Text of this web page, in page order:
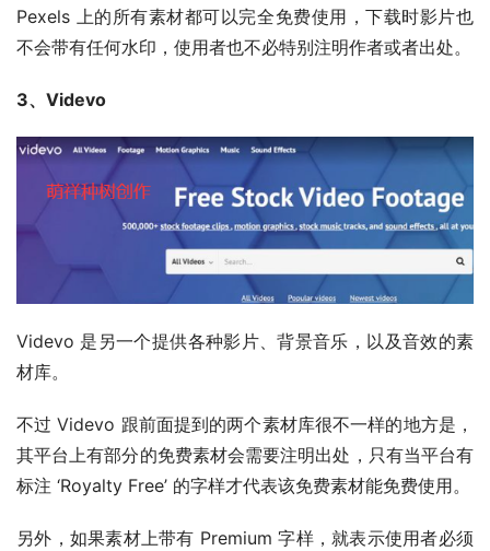
Pexels 上的所有素材都可以完全免费使用，下载时影片也
不会带有任何水印，使用者也不必特别注明作者或者出处。
3、Videvo
Videvo 是另一个提供各种影片、背景音乐，以及音效的素
材库。
不过 Videvo 跟前面提到的两个素材库很不一样的地方是，
其平台上有部分的免费素材会需要注明出处，只有当平台有
标注 ‘Royalty Free’ 的字样才代表该免费素材能免费使用。
另外，如果素材上带有 Premium 字样，就表示使用者必须